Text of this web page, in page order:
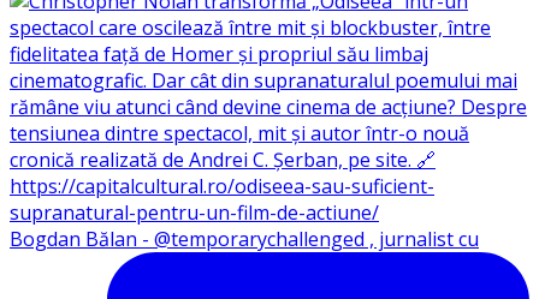
Bogdan Bălan - @temporarychallenged , jurnalist cu